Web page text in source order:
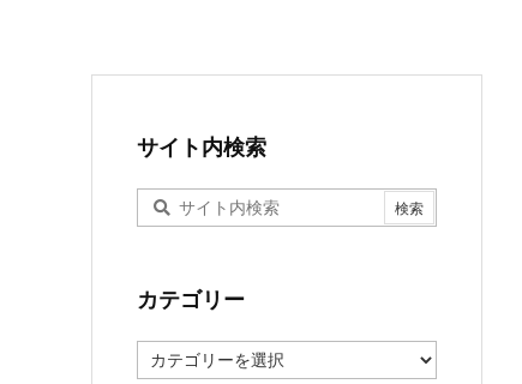
サイト内検索
カテゴリー
テ